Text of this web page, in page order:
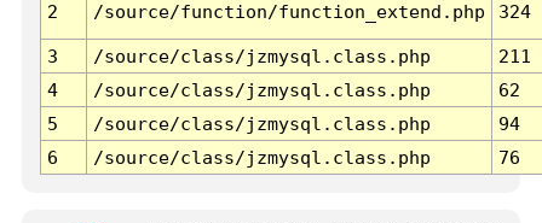
2 /source/function/function_extend.php 324
3 /source/class/jzmysql.class.php
211
4
/source/class/jzmysql.class.php
62
5
/source/class/jzmysql.class.php
94
6
/source/class/jzmysql.class.php 76